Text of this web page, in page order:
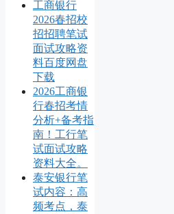
工商银行
2026春招校
招招聘笔试
面试攻略资
料百度网盘
下载
2026工商银
行春招考情
分析+备考指
南！工行笔
试面试攻略
资料大全。
泰安银行笔
试内容：高
频考点，泰